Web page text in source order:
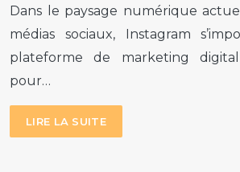
Dans le paysage numérique
médias sociaux, Instagram
plateforme de marketing
pour…
LIRE LA SUITE